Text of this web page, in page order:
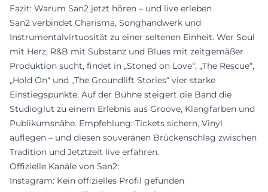
Fazit: Warum San2 jetzt hören – und live erleben
San2 verbindet Charisma, Songhandwerk und
Instrumentalvirtuosität zu einer seltenen Einheit. Wer Soul
mit Herz, R&B mit Substanz und Blues mit zeitgemäßer
Produktion sucht, findet in „Stoned on Love“, „The Rescue“,
„Hold On“ und „The Groundlift Stories“ vier starke
Einstiegspunkte. Auf der Bühne steigert die Band die
Studioglut zu einem Erlebnis aus Groove, Klangfarben und
Publikumsnähe. Empfehlung: Tickets sichern, Vinyl
auflegen – und diesen souveränen Brückenschlag zwischen
Tradition und Jetztzeit live erfahren.
Offizielle Kanäle von San2:
Instagram: Kein offizielles Profil gefunden